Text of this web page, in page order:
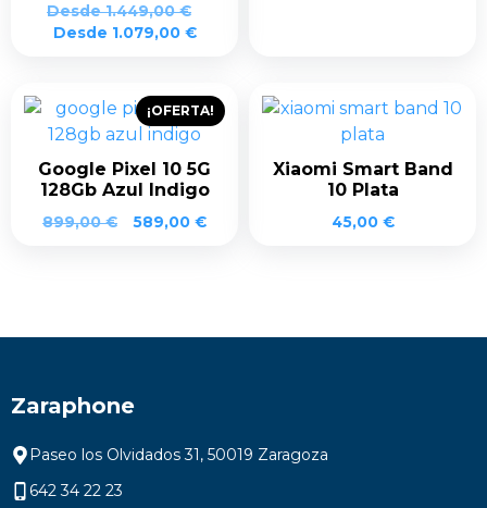
Desde1.449,00€
Desde 1.079,00 €
¡OFERTA!
Google Pixel 10 5G
128Gb Azul Indigo
899,00€
El
589,00 €El
Xiaomi Smart Band
10 Plata
45,00 €
Zaraphone
Paseo los Olvidados 31, 50019 Zaragoza
642 34 22 23